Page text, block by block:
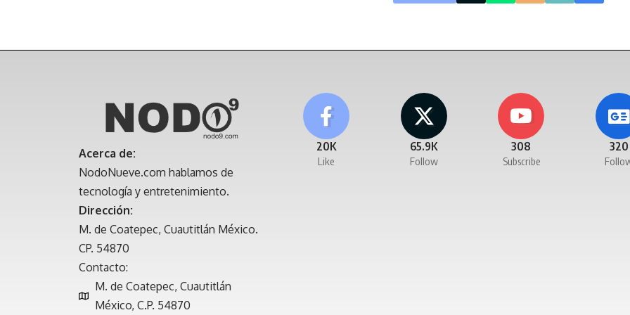
Acerca de:
NodoNueve.com hablamos de
tecnología y entretenimiento.
Dirección:
M. de Coatepec, Cuautitlán México.
CP. 54870
Contacto:
M. de Coatepec, Cuautitlán
México, C.P. 54870
20K
Like
65.9K
Follow
308
Subscribe
320